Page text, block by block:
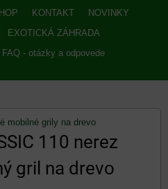
KONTAKT
NOVINKY
EXOTICKÁ ZÁHRADA
FAQ - otázky a odpovede
mobilné grily na drevo
110 nerez
gril na drevo